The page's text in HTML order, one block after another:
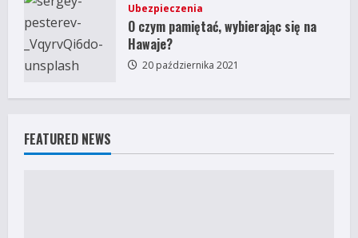
Ubezpieczenia
O czym pamiętać, wybierając się na
Hawaje?
20 października 2021
FEATURED NEWS